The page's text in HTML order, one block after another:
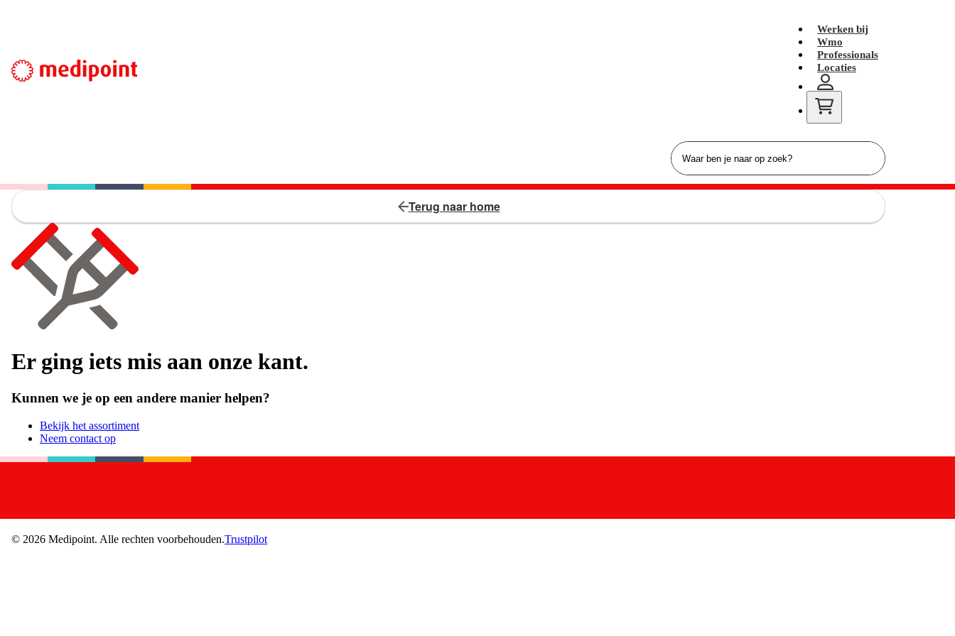
Werken bij
Wmo
Professionals
Locaties
Terug naar home
Er ging iets mis aan onze kant.
Kunnen we je op een andere manier helpen?
Bekijk het assortiment
Neem contact op
© 2026 Medipoint. Alle rechten voorbehouden.Trustpilot